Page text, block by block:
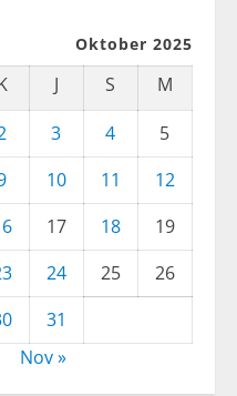
Oktober 2025
J S
M
3 4
5
10 11
12
17 18
19
24 25
26
31
Nov »